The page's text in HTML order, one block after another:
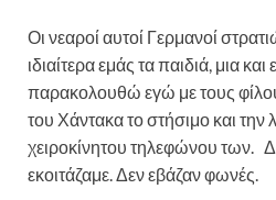
Οι νεαροί αυτοί Γερμανοί
ιδιαίτερα εμάς τα παιδιά, μια
παρακολουθώ εγώ με τους
του Χάντακα το στήσιμο και την
χειροκίνητου τηλεφώνου των.
εκοιτάζαμε. Δεν εβάζαν φωνές.